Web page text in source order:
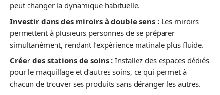
peut changer la dynamique habituelle.
Investir dans des miroirs à double sens : Les miroirs
permettent à plusieurs personnes de se préparer
simultanément, rendant l’expérience matinale plus fluide.
Créer des stations de soins : Installez des espaces dédiés
pour le maquillage et d’autres soins, ce qui permet à
chacun de trouver ses produits sans déranger les autres.